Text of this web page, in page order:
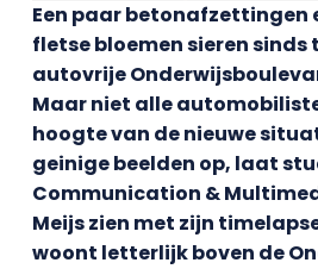
Een paar betonafzettingen
fletse bloemen sieren sinds
autovrije
Maar niet alle
hoogte van de nieuwe
geinige beelden op, laat
Communication &
Meijs zien met zijn
woont letterlijk boven de